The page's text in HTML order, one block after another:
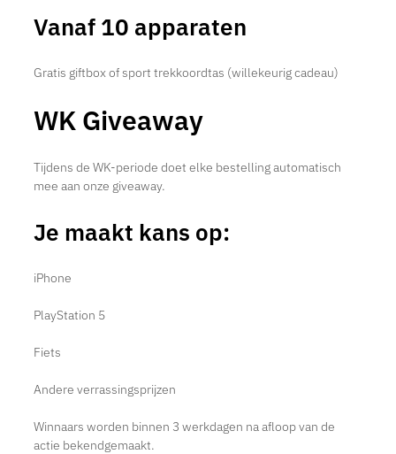
Vanaf 10 apparaten
Gratis giftbox of sport trekkoordtas (willekeurig cadeau)
WK Giveaway
Tijdens de WK-periode doet elke bestelling automatisch
mee aan onze giveaway.
Je maakt kans op:
iPhone
PlayStation 5
Fiets
Andere verrassingsprijzen
Winnaars worden binnen 3 werkdagen na afloop van de
actie bekendgemaakt.